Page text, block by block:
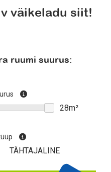
väikeladu siit!
ruumi suurus:
TÄHTAJALINE